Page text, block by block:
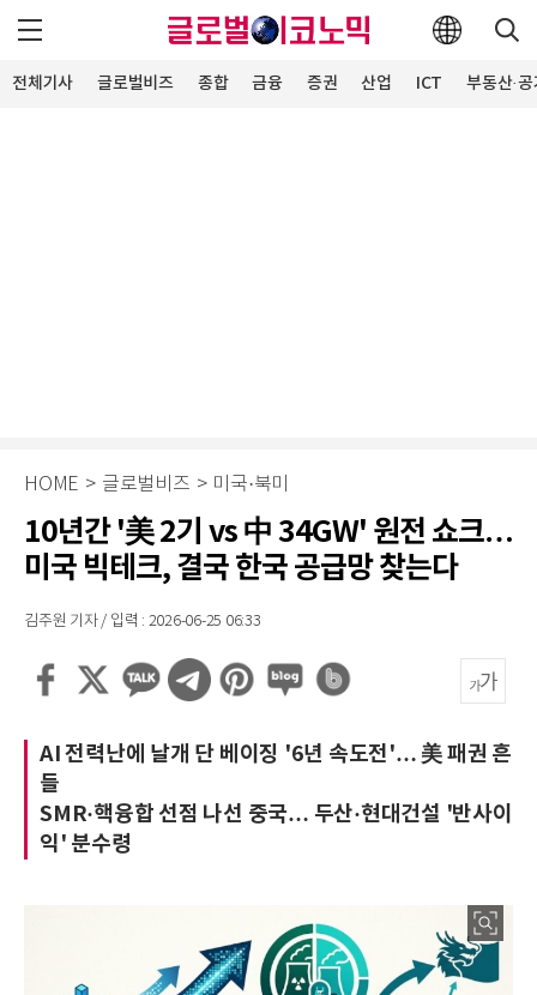
전체기사 글로벌비즈 종합 금융 증권 산업 ICT 부동산·
HOME > 글로벌비즈 > 미국·북미
10년간 '美 2기 vs 中 34GW' 원전 쇼크…
미국 빅테크, 결국 한국 공급망 찾는다
김주원 기자 / 입력 : 2026-06-25 06:33
AI 전력난에 날개 단 베이징 '6년 속도전'… 美 패권 흔
들
SMR·핵융합 선점 나선 중국… 두산·현대건설 '반사이
익' 분수령